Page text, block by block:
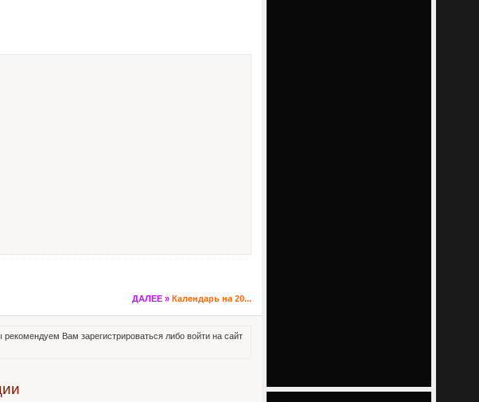
ДАЛЕЕ » Календарь на 20...
Вам зарегистрироваться либо войти на сайт